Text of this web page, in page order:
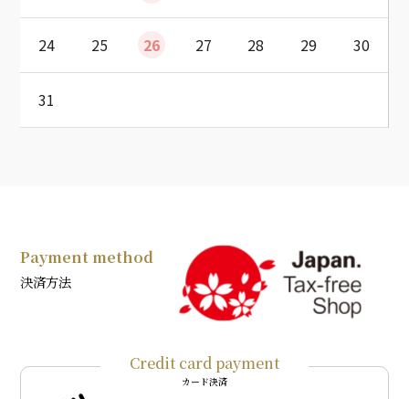
24 25 26 27 28 29 30
31
Payment method
決済方法
Credit card payment
カード決済